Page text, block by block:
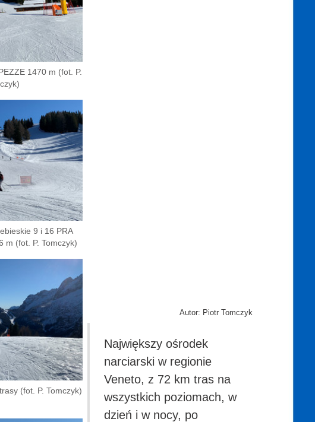
1470 m (fot. P.
9 i 16 PRA
m (fot. P. Tomczyk)
(fot. P. Tomczyk)
Autor: Piotr Tomczyk
Największy ośrodek
narciarski w regionie
Veneto, z 72 km tras na
wszystkich poziomach, w
dzień i w nocy, po